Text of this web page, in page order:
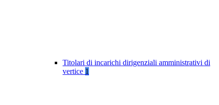
Titolari di incarichi dirigenziali amministrativi di
vertice 1